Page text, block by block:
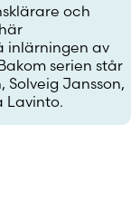
och
inlärningen av
serien står
Jansson,
Lavinto.